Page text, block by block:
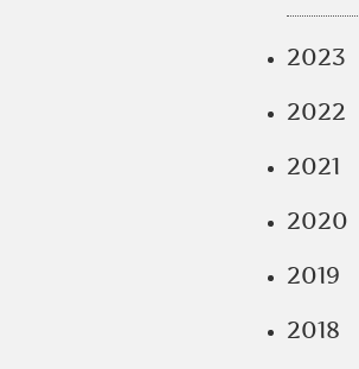
2023
2022
2021
2020
2019
2018